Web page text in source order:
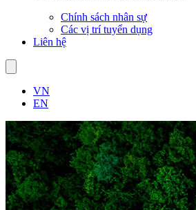
Chính sách nhân sự
Các vị trí tuyển dụng
Liên hệ
VN
EN